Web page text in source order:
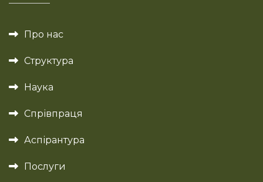
Про нас
Структура
Наука
Спрівпраця
Аспірантура
Послуги